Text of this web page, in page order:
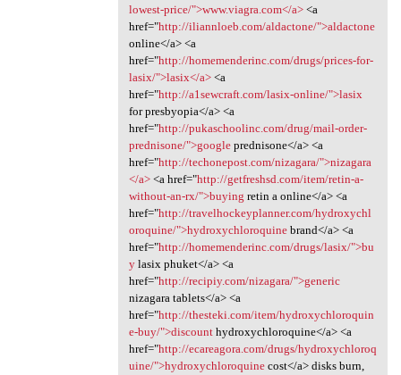
lowest-price/">www.viagra.com</a><a
href="http://iliannloeb.com/aldactone/">aldactone
online</a> <a
href="http://homemenderinc.com/drugs/prices-for-
lasix/">lasix</a><a
href="http://a1sewcraft.com/lasix-online/">lasix
for presbyopia</a> <a
href="http://pukaschoolinc.com/drug/mail-order-
prednisone/">googleprednisone</a> <a
href="http://techonepost.com/nizagara/">nizagara
</a><a href="http://getfreshsd.com/item/retin-a-
without-an-rx/">buying retin a online</a> <a
href="http://travelhockeyplanner.com/hydroxychl
oroquine/">hydroxychloroquinebrand</a> <a
href="http://homemenderinc.com/drugs/lasix/">bu
ylasix phuket</a> <a
href="http://recipiy.com/nizagara/">generic
nizagara tablets</a> <a
href="http://thesteki.com/item/hydroxychloroquin
e-buy/">discounthydroxychloroquine</a> <a
href="http://ecareagora.com/drugs/hydroxychloroq
uine/">hydroxychloroquinecost</a> disks burn,